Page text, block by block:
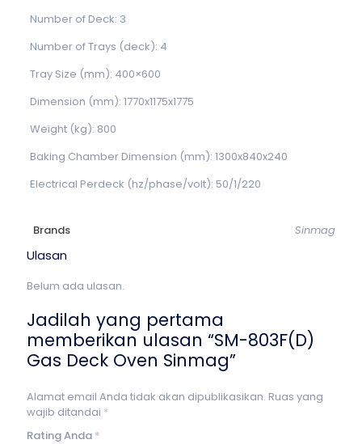
Number of Deck: 3
Number of Trays (deck): 4
Tray Size (mm): 400×600
Dimension (mm): 1770x1175x1775
Weight (kg): 800
Baking Chamber Dimension (mm): 1300x840x240
Electrical Perdeck (hz/phase/volt): 50/1/220
Brands Sinmag
Ulasan
Belum ada ulasan.
Jadilah yang pertama
memberikan ulasan “SM-803F(D)
Gas Deck Oven Sinmag”
Alamat email Anda tidak akan dipublikasikan. Ruas yang
wajib ditandai *
Rating Anda *